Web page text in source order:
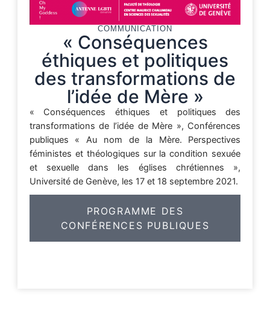
COMMUNICATION
« Conséquences
éthiques et politiques
des transformations de
l’idée de Mère »
« Conséquences éthiques et politiques des
transformations de l’idée de Mère », Conférences
publiques « Au nom de la Mère. Perspectives
féministes et théologiques sur la condition sexuée
et sexuelle dans les églises chrétiennes »,
Université de Genève, les 17 et 18 septembre 2021.
PROGRAMME DES
CONFÉRENCES PUBLIQUES